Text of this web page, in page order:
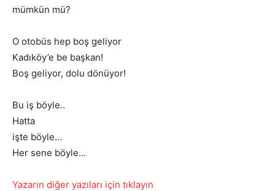
mümkün mü?
O otobüs hep boş geliyor
Kadıköy’e be başkan!
Boş geliyor, dolu dönüyor!
Bu iş böyle..
Hatta
işte böyle…
Her sene böyle…
Yazarın diğer yazıları için tıklayın